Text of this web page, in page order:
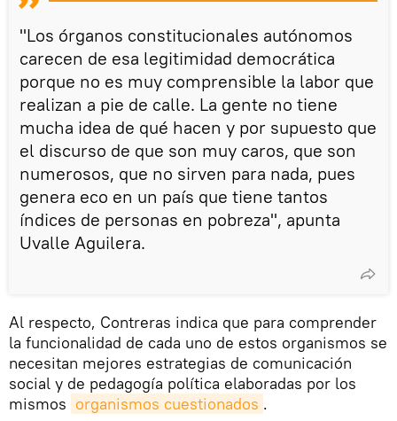
"Los órganos constitucionales autónomos
carecen de esa legitimidad democrática
porque no es muy comprensible la labor que
realizan a pie de calle. La gente no tiene
mucha idea de qué hacen y por supuesto que
el discurso de que son muy caros, que son
numerosos, que no sirven para nada, pues
genera eco en un país que tiene tantos
índices de personas en pobreza", apunta
Uvalle Aguilera.
Al respecto, Contreras indica que para comprender
la funcionalidad de cada uno de estos organismos se
necesitan mejores estrategias de comunicación
social y de pedagogía política elaboradas por los
mismos organismos cuestionados .